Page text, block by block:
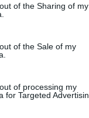
of the Sharing of my
of the Sale of my
of processing my
for Targeted
ad